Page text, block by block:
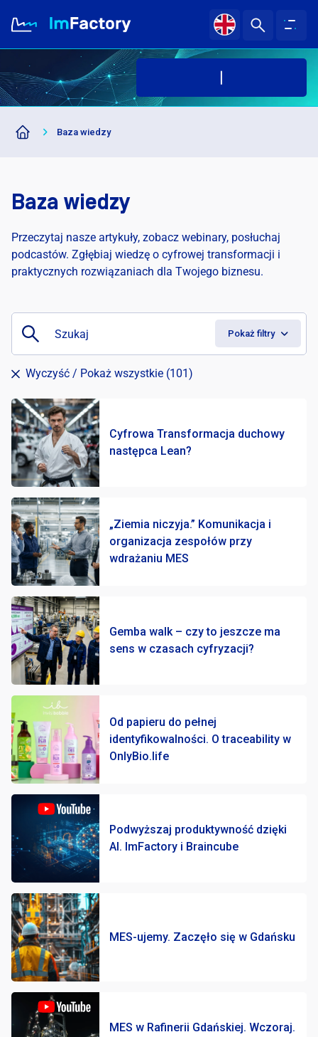
O nas
Branże i Rozwiązania
Baza wiedzy
Kariera
Baza wiedzy
Baza wiedzy
Przeczytaj nasze artykuły, zobacz webinary, posłuchaj
podcastów. Zgłębiaj wiedzę o cyfrowej transformacji i
praktycznych rozwiązaniach dla Twojego biznesu.
Pokaż filtry
Wyczyść / Pokaż wszystkie (101)
Cyfrowa Transformacja duchowy
następca Lean?
„Ziemia niczyja.” Komunikacja i
organizacja zespołów przy
wdrażaniu MES
Gemba walk – czy to jeszcze ma
sens w czasach cyfryzacji?
Od papieru do pełnej
identyfikowalności. O traceability w
OnlyBio.life
Podwyższaj produktywność dzięki
AI. ImFactory i Braincube
MES-ujemy. Zaczęło się w Gdańsku
MES w Rafinerii Gdańskiej. Wczoraj.